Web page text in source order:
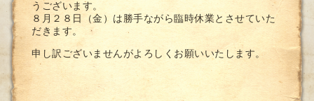
うございます。
８月２８日（金）は勝手ながら臨時休業とさせていた
だきます。
申し訳ございませんがよろしくお願いいたします。